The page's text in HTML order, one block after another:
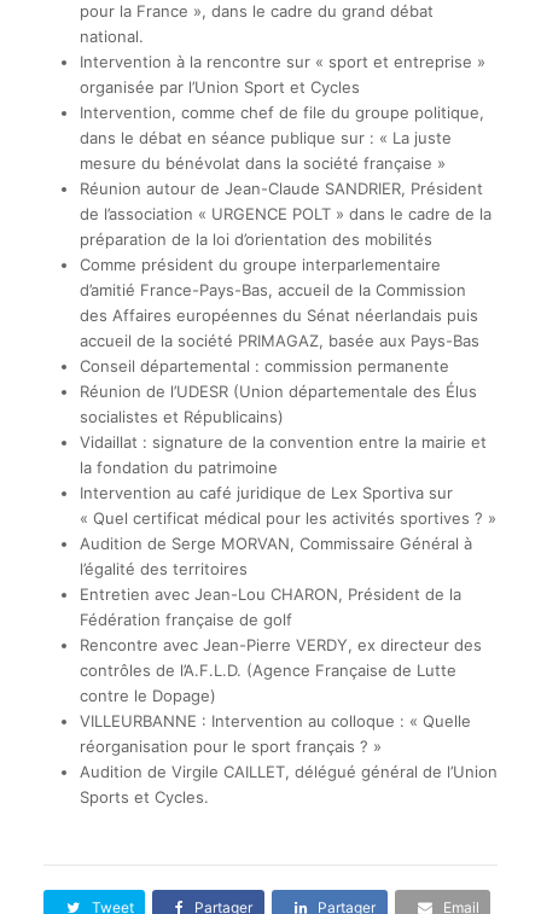
pour la France », dans le cadre du grand débat
national.
Intervention à la rencontre sur « sport et entreprise »
organisée par l’Union Sport et Cycles
Intervention, comme chef de file du groupe politique,
dans le débat en séance publique sur : « La juste
mesure du bénévolat dans la société française »
Réunion autour de Jean-Claude SANDRIER, Président
de l’association « URGENCE POLT » dans le cadre de la
préparation de la loi d’orientation des mobilités
Comme président du groupe interparlementaire
d’amitié France-Pays-Bas, accueil de la Commission
des Affaires européennes du Sénat néerlandais puis
accueil de la société PRIMAGAZ, basée aux Pays-Bas
Conseil départemental : commission permanente
Réunion de l’UDESR (Union départementale des Élus
socialistes et Républicains)
Vidaillat : signature de la convention entre la mairie et
la fondation du patrimoine
Intervention au café juridique de Lex Sportiva sur
« Quel certificat médical pour les activités sportives ? »
Audition de Serge MORVAN, Commissaire Général à
l’égalité des territoires
Entretien avec Jean-Lou CHARON, Président de la
Fédération française de golf
Rencontre avec Jean-Pierre VERDY, ex directeur des
contrôles de l’A.F.L.D. (Agence Française de Lutte
contre le Dopage)
VILLEURBANNE : Intervention au colloque : « Quelle
réorganisation pour le sport français ? »
Audition de Virgile CAILLET, délégué général de l’Union
Sports et Cycles.
Tweet Partager Partager Email